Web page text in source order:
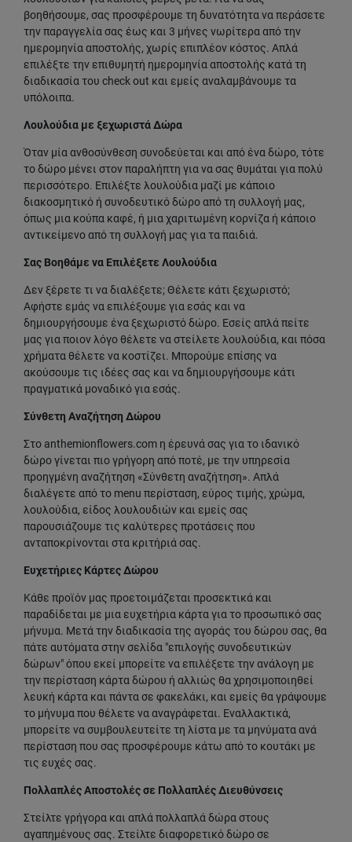
βοηθήσουμε, σας προσφέρουμε τη δυνατότητα να περάσετε
την παραγγελία σας έως και 3 μήνες νωρίτερα από την
ημερομηνία αποστολής, χωρίς επιπλέον κόστος. Απλά
επιλέξτε την επιθυμητή ημερομηνία αποστολής κατά τη
διαδικασία του check out και εμείς αναλαμβάνουμε τα
υπόλοιπα.
Λουλούδια με ξεχωριστά Δώρα
Όταν μία ανθοσύνθεση συνοδεύεται και από ένα δώρο, τότε
το δώρο μένει στον παραλήπτη για να σας θυμάται για πολύ
περισσότερο. Επιλέξτε λουλούδια μαζί με κάποιο
διακοσμητικό ή συνοδευτικό δώρο από τη συλλογή μας,
όπως μια κούπα καφέ, ή μια χαριτωμένη κορνίζα ή κάποιο
αντικείμενο από τη συλλογή μας για τα παιδιά.
Σας Βοηθάμε να Επιλέξετε Λουλούδια
Δεν ξέρετε τι να διαλέξετε; Θέλετε κάτι ξεχωριστό;
Αφήστε εμάς να επιλέξουμε για εσάς και να
δημιουργήσουμε ένα ξεχωριστό δώρο. Εσείς απλά πείτε
μας για ποιον λόγο θέλετε να στείλετε λουλούδια, και πόσα
χρήματα θέλετε να κοστίζει. Μπορούμε επίσης να
ακούσουμε τις ιδέες σας και να δημιουργήσουμε κάτι
πραγματικά μοναδικό για εσάς.
Σύνθετη Αναζήτηση Δώρου
Στο anthemionflowers.com η έρευνά σας για το ιδανικό
δώρο γίνεται πιο γρήγορη από ποτέ, με την υπηρεσία
προηγμένη αναζήτηση «Σύνθετη αναζήτηση». Απλά
διαλέγετε από το menu περίσταση, εύρος τιμής, χρώμα,
λουλούδια, είδος λουλουδιών και εμείς σας
παρουσιάζουμε τις καλύτερες προτάσεις που
ανταποκρίνονται στα κριτήριά σας.
Ευχετήριες Κάρτες Δώρου
Κάθε προϊόν μας προετοιμάζεται προσεκτικά και
παραδίδεται με μια ευχετήρια κάρτα για το προσωπικό σας
μήνυμα. Μετά την διαδικασία της αγοράς του δώρου σας, θα
πάτε αυτόματα στην σελίδα "επιλογής συνοδευτικών
δώρων" όπου εκεί μπορείτε να επιλέξετε την ανάλογη με
την περίσταση κάρτα δώρου ή αλλιώς θα χρησιμοποιηθεί
λευκή κάρτα και πάντα σε φακελάκι, και εμείς θα γράψουμε
το μήνυμα που θέλετε να αναγράφεται. Εναλλακτικά,
μπορείτε να συμβουλευτείτε τη λίστα με τα μηνύματα ανά
περίσταση που σας προσφέρουμε κάτω από το κουτάκι με
τις ευχές σας.
Πολλαπλές Αποστολές σε Πολλαπλές Διευθύνσεις
Στείλτε γρήγορα και απλά πολλαπλά δώρα στους
αγαπημένους σας. Στείλτε διαφορετικό δώρο σε